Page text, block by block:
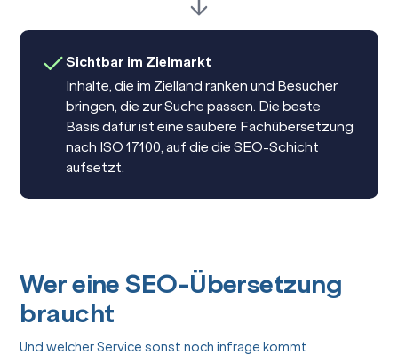
Sichtbar im Zielmarkt
Inhalte, die im Zielland ranken und Besucher
bringen, die zur Suche passen. Die beste
Basis dafür ist eine saubere Fachübersetzung
nach ISO 17100, auf die die SEO-Schicht
aufsetzt.
Wer eine SEO-Übersetzung
braucht
Und welcher Service sonst noch infrage kommt